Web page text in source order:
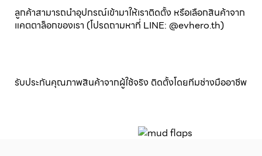
ลูกค้าสามารถนำอุปกรณ์เข้ามาให้เราติดตั้ง หรือเลือกสินค้าจาก
แคตตาล็อกของเรา (โปรดถามหาที่ LINE: @evhero.th)
รับประกันคุณภาพสินค้าจากผู้ใช้จริง ติดตั้งโดยทีมช่างมืออาชีพ